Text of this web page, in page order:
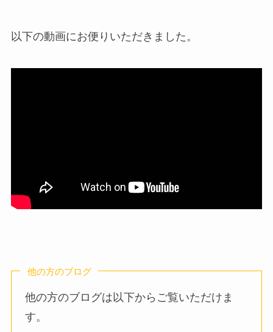
以下の動画にお便りいただきました。
他の方のブログ
他の方のブログは以下からご覧いただけま
す。